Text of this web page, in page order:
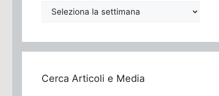
Cerca Articoli e Media